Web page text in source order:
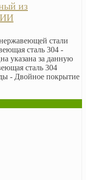
из
стали
сталь 304 -
указана за данную
сталь 304
- Двойное покрытие